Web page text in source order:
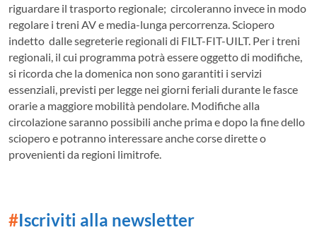
riguardare il trasporto regionale; circoleranno invece in modo
regolare i treni AV e media-lunga percorrenza. Sciopero
indetto dalle segreterie regionali di FILT-FIT-UILT. Per i treni
regionali, il cui programma potrà essere oggetto di modifiche,
si ricorda che la domenica non sono garantiti i servizi
essenziali, previsti per legge nei giorni feriali durante le fasce
orarie a maggiore mobilità pendolare. Modifiche alla
circolazione saranno possibili anche prima e dopo la fine dello
sciopero e potranno interessare anche corse dirette o
provenienti da regioni limitrofe.
#Iscriviti alla newsletter